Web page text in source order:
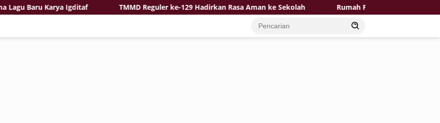
Baru Karya Igditaf TMMD Reguler ke-129 Hadirkan Rasa Aman ke Sekolah Rumah Pak Toid Kian Layak Huni